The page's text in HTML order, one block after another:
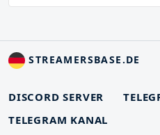
STREAMERSBASE.DE
DISCORD SERVER
TELEGRAM KANAL